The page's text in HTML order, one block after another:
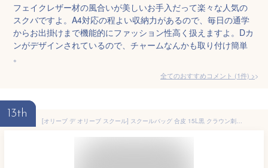
フェイクレザー材の風合いが美しいお手入だって楽々な人気の
スクバですよ。A4対応の程よい収納力があるので、毎日の通学
からお出掛けまで機能的にファッション性高く扱えますよ。Dカ
ンがデザインされているので、チャームなんかも取り付け簡単
。
全てのおすすめコメント (1件) >
13th
[オリーブ デ オリーブ スクール] スクールバッグ 合皮 15L黒 クラウン刺繍(ブルー） バッグ トートバッグ 通学 レディース 学生 肩掛け 高校生 中学生 革 A4 底鋲 2K30063-09